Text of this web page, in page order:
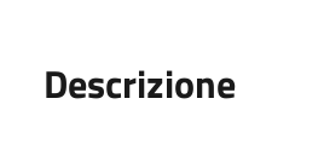
Descrizione